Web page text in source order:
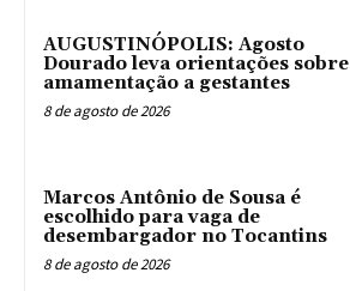
AUGUSTINÓPOLIS: Agosto
Dourado leva orientações sobre
amamentação a gestantes
8 de agosto de 2026
Marcos Antônio de Sousa é
escolhido para vaga de
desembargador no Tocantins
8 de agosto de 2026